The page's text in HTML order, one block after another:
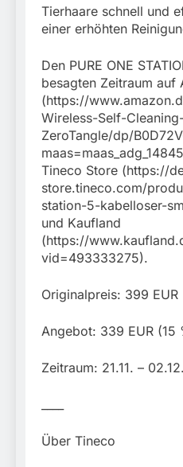
Tierhaare schnell und
einer erhöhten
Den PURE ONE
besagten Zeitraum auf
(https://
Wireless-Self-
ZeroTangle/dp/
Tineco Store (https://
store.tineco.com/
station-5-kabelloser-
und Kaufland
(https://
vid=493333275).
Originalpreis: 399 EUR
Angebot: 339 EUR (15
Zeitraum: 21.11. – 02.12.
Über Tineco